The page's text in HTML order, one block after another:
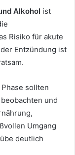
Alkohol ist
Risiko für akute
Entzündung ist
sollten
und
Umgang
deutlich